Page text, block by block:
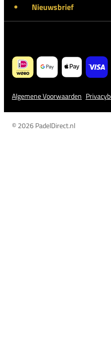
Nieuwsbrief
Algemene Voorwaarden
© 2026 PadelDirect.nl